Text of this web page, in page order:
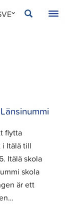
flytta
i Itälä till
Itälä skola
skola
är ett